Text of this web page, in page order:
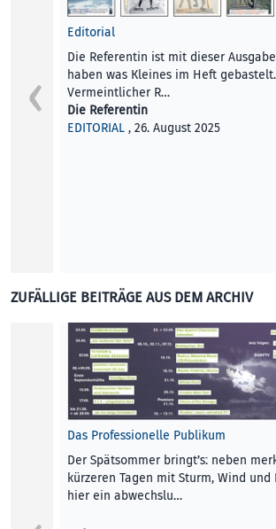
Editorial
Die Referentin ist mit dieser
haben was Kleines im Heft gebastelt.
Vermeintlicher R…
Die Referentin
EDITORIAL , 26. August 2025
ZUFÄLLIGE BEITRÄGE AUS DEM ARCHIV
Das Professionelle Publikum
Der Spätsommer bringt’s: neben
kürzeren Tagen mit Sturm, Wind und
hier ein abwechslu…